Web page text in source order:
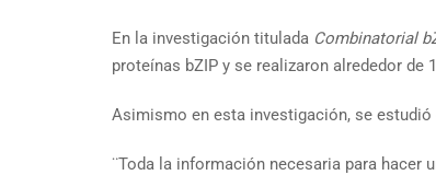
En la investigación titulada Combinatorial
proteínas bZIP y se realizaron alrededor
Asimismo en esta investigación, se
¨Toda la información necesaria para hacer